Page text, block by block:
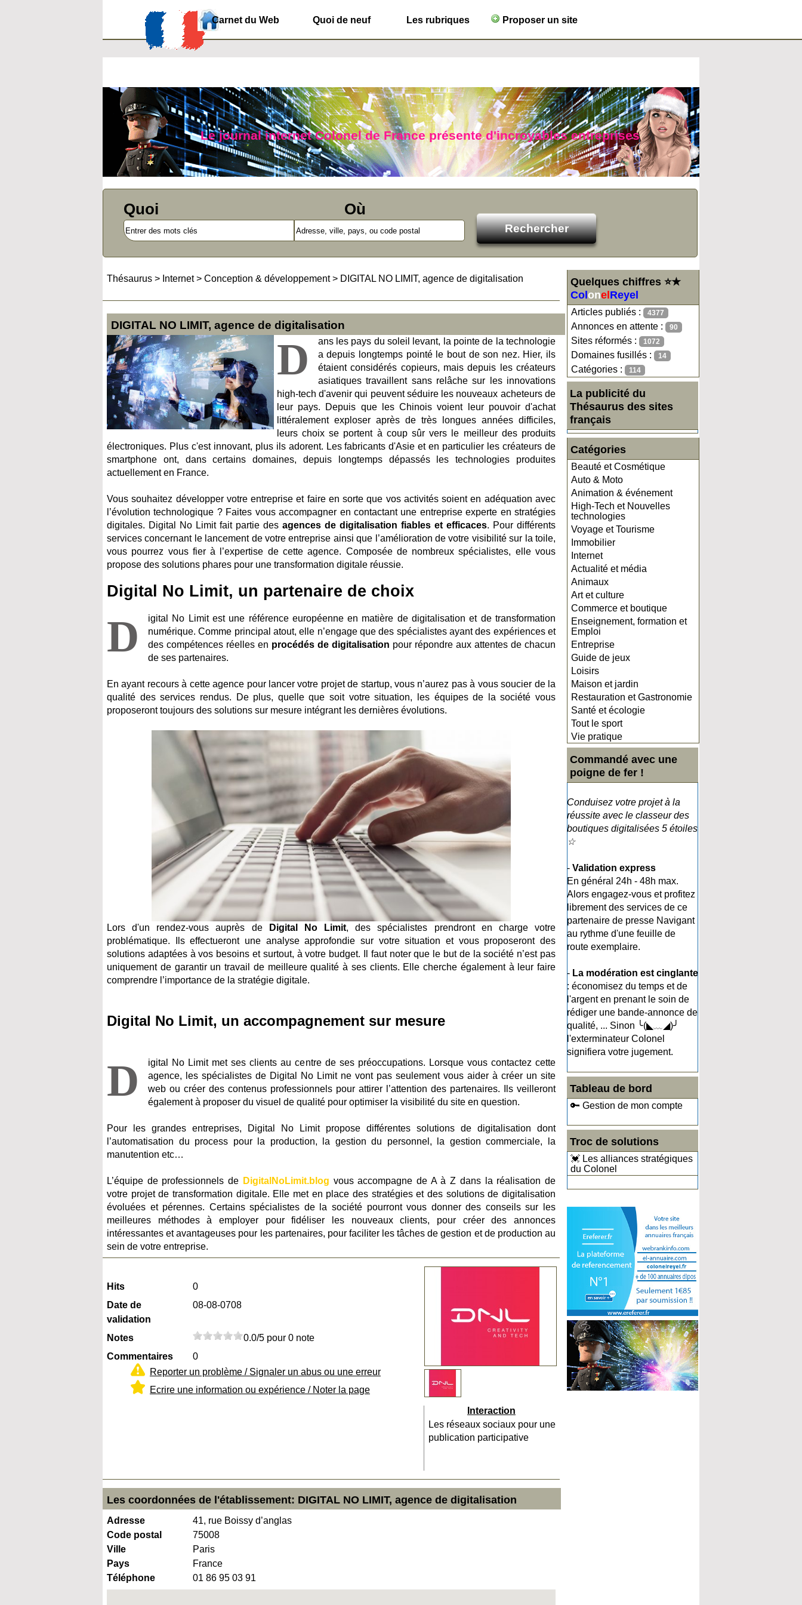
Carnet du Web Quoi de neuf Les rubriques Proposer un site
Le journal internet Colonel de France présente d'incroyables entreprises
Quoi Où
Quelques chiffres ⭐★
Col onel Reyel
Articles publiés : 4377
Annonces en attente : 90
Sites réformés : 1072
Domaines fusillés : 14
Catégories : 114
La publicité du
Thésaurus des sites
français
Catégories
Beauté et Cosmétique
Auto & Moto
Animation & événement
High-Tech et Nouvelles
technologies
Voyage et Tourisme
Immobilier
Internet
Actualité et média
Animaux
Art et culture
Commerce et boutique
Enseignement, formation et
Emploi
Entreprise
Guide de jeux
Loisirs
Maison et jardin
Restauration et Gastronomie
Santé et écologie
Tout le sport
Vie pratique
Commandé avec une
poigne de fer !
Conduisez votre projet à la
réussite avec le classeur des
boutiques digitalisées 5 étoiles
☆
- Validation express
En général 24h - 48h max.
Alors engagez-vous et profitez
librement des services de ce
partenaire de presse Navigant
au rythme d'une feuille de
route exemplaire.
- La modération est cinglante
: économisez du temps et de
l'argent en prenant le soin de
rédiger une bande-annonce de
qualité, ... Sinon ╰(◣﹏◢)╯
l'exterminateur Colonel
signifiera votre jugement.
Tableau de bord
🔑 Gestion de mon compte
Troc de solutions
💓 Les alliances stratégiques
du Colonel
Thésaurus > Internet> Conception & développement> DIGITAL NO LIMIT, agence de digitalisation
DIGITAL NO LIMIT, agence de digitalisation
D
ans les pays du soleil levant, la pointe de la technologie
a depuis longtemps pointé le bout de son nez. Hier, ils
étaient considérés copieurs, mais depuis les créateurs
asiatiques travaillent sans relâche sur les innovations
high-tech d'avenir qui peuvent séduire les nouveaux acheteurs de
leur pays. Depuis que les Chinois voient leur pouvoir d'achat
littéralement exploser après de très longues années difficiles,
leurs choix se portent à coup sûr vers le meilleur des produits
électroniques. Plus c'est innovant, plus ils adorent. Les fabricants d'Asie et en particulier les créateurs de
smartphone ont, dans certains domaines, depuis longtemps dépassés les technologies produites
actuellement en France.
Vous souhaitez développer votre entreprise et faire en sorte que vos activités soient en adéquation avec
l’évolution technologique ? Faites vous accompagner en contactant une entreprise experte en stratégies
digitales. Digital No Limit fait partie des agences de digitalisation fiables et efficaces. Pour différents
services concernant le lancement de votre entreprise ainsi que l’amélioration de votre visibilité sur la toile,
vous pourrez vous fier à l’expertise de cette agence. Composée de nombreux spécialistes, elle vous
propose des solutions phares pour une transformation digitale réussie.
Digital No Limit, un partenaire de choix
D
igital No Limit est une référence européenne en matière de digitalisation et de transformation
numérique. Comme principal atout, elle n’engage que des spécialistes ayant des expériences et
des compétences réelles en procédés de digitalisation pour répondre aux attentes de chacun
de ses partenaires.
En ayant recours à cette agence pour lancer votre projet de startup, vous n’aurez pas à vous soucier de la
qualité des services rendus. De plus, quelle que soit votre situation, les équipes de la société vous
proposeront toujours des solutions sur mesure intégrant les dernières évolutions.
Lors d'un rendez-vous auprès de Digital No Limit, des spécialistes prendront en charge votre
problématique. Ils effectueront une analyse approfondie sur votre situation et vous proposeront des
solutions adaptées à vos besoins et surtout, à votre budget. Il faut noter que le but de la société n’est pas
uniquement de garantir un travail de meilleure qualité à ses clients. Elle cherche également à leur faire
comprendre l’importance de la stratégie digitale.
Digital No Limit, un accompagnement sur mesure
D
igital No Limit met ses clients au centre de ses préoccupations. Lorsque vous contactez cette
agence, les spécialistes de Digital No Limit ne vont pas seulement vous aider à créer un site
web ou créer des contenus professionnels pour attirer l’attention des partenaires. Ils veilleront
également à proposer du visuel de qualité pour optimiser la visibilité du site en question.
Pour les grandes entreprises, Digital No Limit propose différentes solutions de digitalisation dont
l’automatisation du process pour la production, la gestion du personnel, la gestion commerciale, la
manutention etc…
L’équipe de professionnels de DigitalNoLimit.blog vous accompagne de A à Z dans la réalisation de
votre projet de transformation digitale. Elle met en place des stratégies et des solutions de digitalisation
évoluées et pérennes. Certains spécialistes de la société pourront vous donner des conseils sur les
meilleures méthodes à employer pour fidéliser les nouveaux clients, pour créer des annonces
intéressantes et avantageuses pour les partenaires, pour faciliter les tâches de gestion et de production au
sein de votre entreprise.
Hits
0
Date de
validation
08-08-0708
Notes
0.0/5 pour 0 note
Commentaires
0
Reporter un problème / Signaler un abus ou une erreur
Ecrire une information ou expérience / Noter la page
Interaction
Les réseaux sociaux pour une
publication participative
Les coordonnées de l'établissement: DIGITAL NO LIMIT, agence de digitalisation
Adresse
41, rue Boissy d’anglas
Code postal
75008
Ville
Paris
Pays
France
Téléphone
01 86 95 03 91